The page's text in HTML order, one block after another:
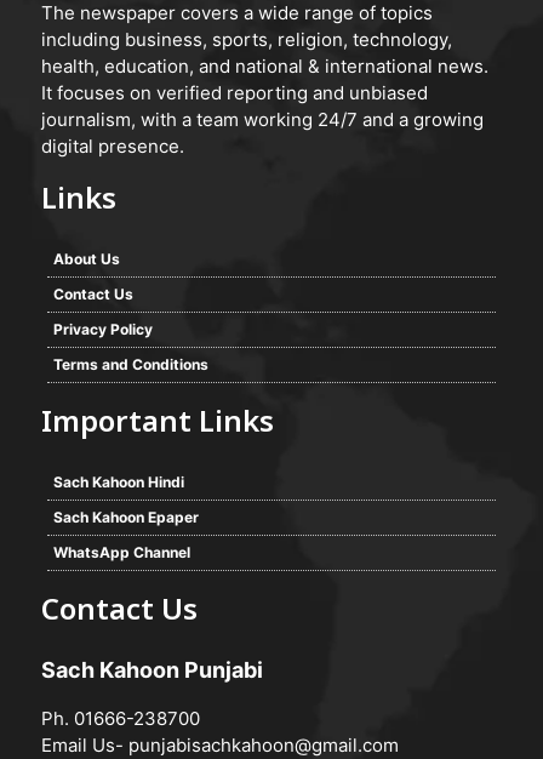
The newspaper covers a wide range of topics
including business, sports, religion, technology,
health, education, and national & international news.
It focuses on verified reporting and unbiased
journalism, with a team working 24/7 and a growing
digital presence.
Links
About Us
Contact Us
Privacy Policy
Terms and Conditions
Important Links
Sach Kahoon Hindi
Sach Kahoon Epaper
WhatsApp Channel
Contact Us
Sach Kahoon Punjabi
Ph. 01666-238700
Email Us- punjabisachkahoon@gmail.com